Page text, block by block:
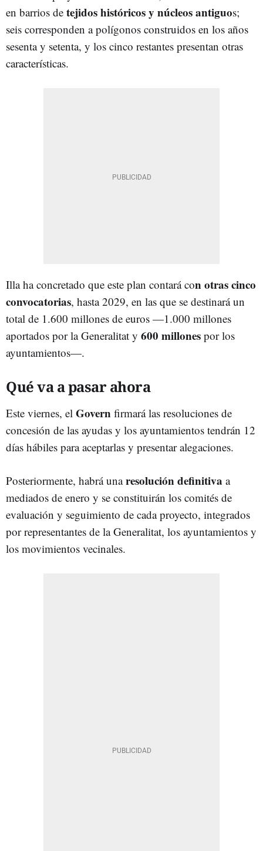
en barrios de tejidos históricos y núcleos antiguos;
seis corresponden a polígonos construidos en los años
sesenta y setenta, y los cinco restantes presentan otras
características.
Illa ha concretado que este plan contará con otras cinco
convocatorias, hasta 2029, en las que se destinará un
total de 1.600 millones de euros —1.000 millones
aportados por la Generalitat y 600 millones por los
ayuntamientos—.
Qué va a pasar ahora
Este viernes, el Govern firmará las resoluciones de
concesión de las ayudas y los ayuntamientos tendrán 12
días hábiles para aceptarlas y presentar alegaciones.
Posteriormente, habrá unaresolución definitiva a
mediados de enero y se constituirán los comités de
evaluación y seguimiento de cada proyecto, integrados
por representantes de la Generalitat, los ayuntamientos y
los movimientos vecinales.